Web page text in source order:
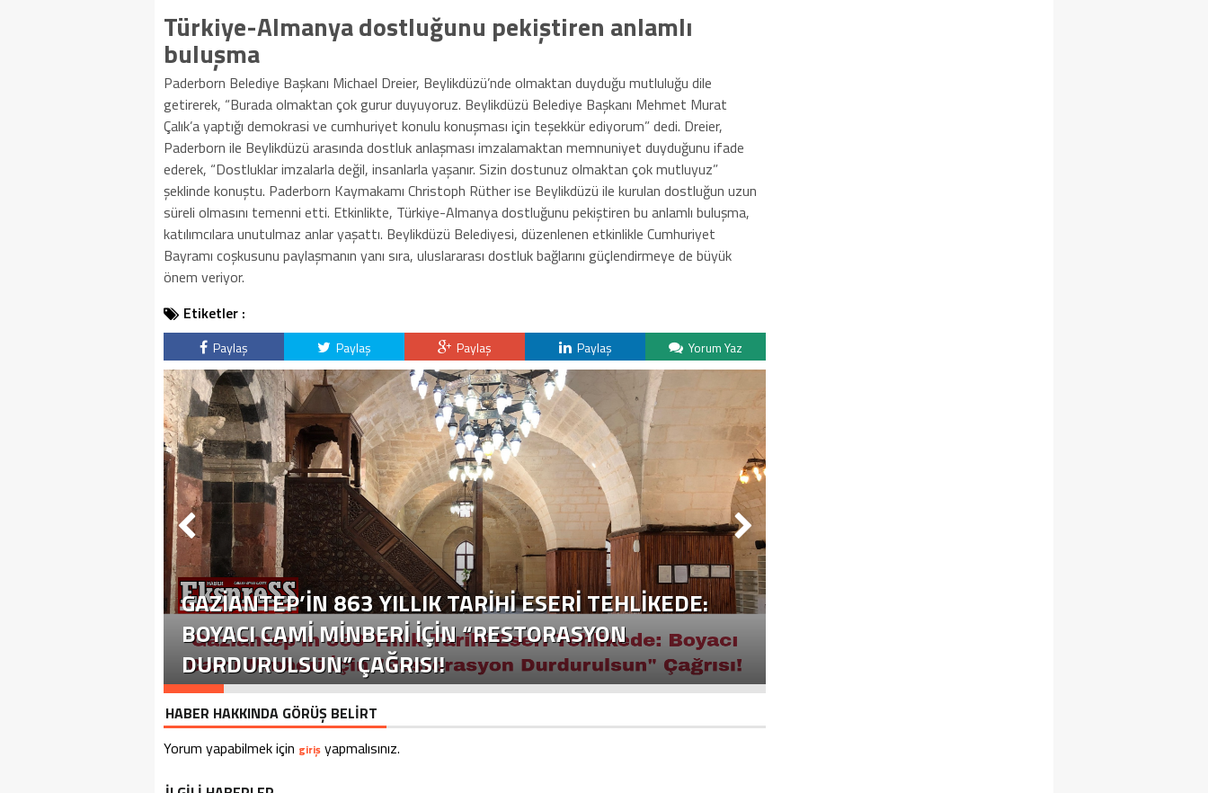
Türkiye-Almanya dostluğunu pekiştiren anlamlı
buluşma
Paderborn Belediye Başkanı Michael Dreier, Beylikdüzü’nde olmaktan duyduğu mutluluğu dile
getirerek, “Burada olmaktan çok gurur duyuyoruz. Beylikdüzü Belediye Başkanı Mehmet Murat
Çalık’a yaptığı demokrasi ve cumhuriyet konulu konuşması için teşekkür ediyorum” dedi. Dreier,
Paderborn ile Beylikdüzü arasında dostluk anlaşması imzalamaktan memnuniyet duyduğunu ifade
ederek, “Dostluklar imzalarla değil, insanlarla yaşanır. Sizin dostunuz olmaktan çok mutluyuz”
şeklinde konuştu. Paderborn Kaymakamı Christoph Rüther ise Beylikdüzü ile kurulan dostluğun uzun
süreli olmasını temenni etti. Etkinlikte, Türkiye-Almanya dostluğunu pekiştiren bu anlamlı buluşma,
katılımcılara unutulmaz anlar yaşattı. Beylikdüzü Belediyesi, düzenlenen etkinlikle Cumhuriyet
Bayramı coşkusunu paylaşmanın yanı sıra, uluslararası dostluk bağlarını güçlendirmeye de büyük
önem veriyor.
Etiketler :
Paylaş Paylaş Paylaş Paylaş Yorum Yaz
GAZIANTEP’IN 863 YILLIK TARIHI ESERI TEHLIKEDE:
BOYACI CAMI MINBERI İÇIN “RESTORASYON
DURDURULSUN” ÇAĞRISI!
HABER HAKKINDA GÖRÜŞ BELİRT
Yorum yapabilmek için giriş yapmalısınız.